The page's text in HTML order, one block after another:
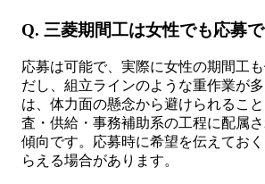
Q. 三菱期間工は女性でも応募
応募は可能で、実際に女性の期間工
だし、組立ラインのような重作業が
は、体力面の懸念から避けられるこ
査・供給・事務補助系の工程に配属
傾向です。応募時に希望を伝えてお
らえる場合があります。